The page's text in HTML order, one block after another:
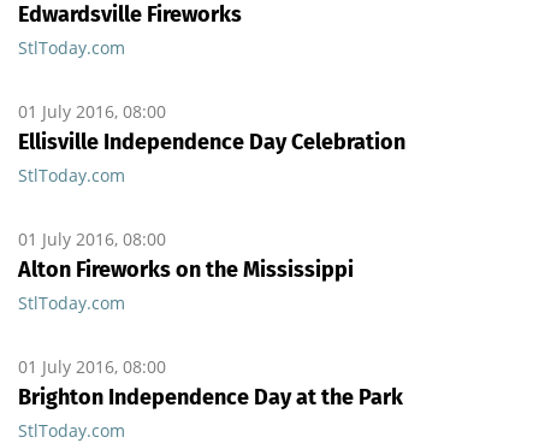
Edwardsville Fireworks
StlToday.com
01 July 2016, 08:00
Ellisville Independence Day Celebration
StlToday.com
01 July 2016, 08:00
Alton Fireworks on the Mississippi
StlToday.com
01 July 2016, 08:00
Brighton Independence Day at the Park
StlToday.com